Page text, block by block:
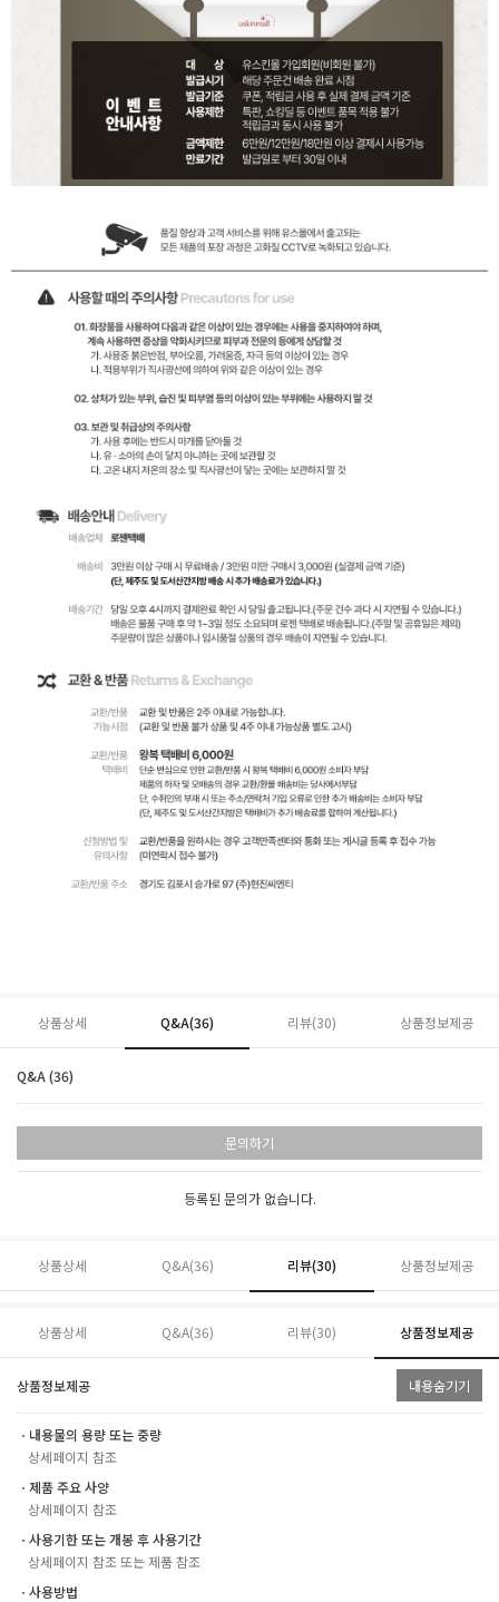
상품상세 Q&A(36) 리뷰(30) 상품정보제공
Q&A (36)
문의하기
등록된 문의가 없습니다.
상품상세 Q&A(36) 리뷰(30) 상품정보제공
상품상세 Q&A(36) 리뷰(30) 상품정보제공
상품정보제공 내용숨기기
ㆍ내용물의 용량 또는 중량
상세페이지 참조
ㆍ제품 주요 사양
상세페이지 참조
ㆍ사용기한 또는 개봉 후 사용기간
상세페이지 참조 또는 제품 참조
ㆍ사용방법